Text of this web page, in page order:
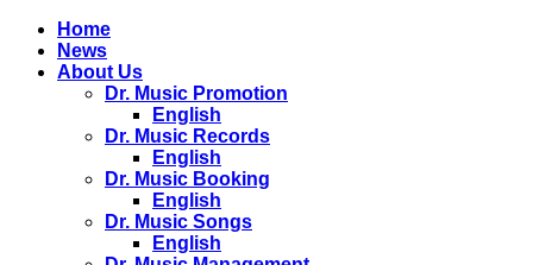
Home
News
About Us
Dr. Music Promotion
English
Dr. Music Records
English
Dr. Music Booking
English
Dr. Music Songs
English